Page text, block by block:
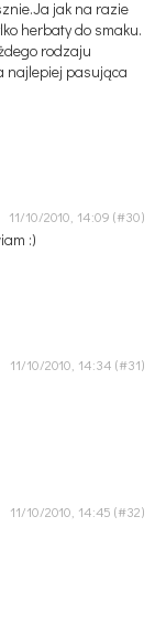
jak na razie
herbaty do smaku.
rodzaju
najlepiej pasująca
11/10/2010, 14:09
:)
11/10/2010, 14:34
11/10/2010, 14:45